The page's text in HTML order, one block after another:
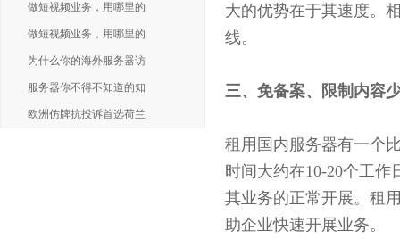
做短视频业务，用哪里的
做短视频业务，用哪里的
为什么你的海外服务器访
服务器你不得不知道的知
欧洲仿牌抗投诉首选荷兰
大的优势在于其速度。
线。
三、 免备案、限制内容
租用国内服务器有一个
时间大约在10-20个工
其业务的正常开展。租
助企业快速开展业务。